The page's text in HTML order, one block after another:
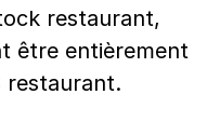
restaurant,
être entièrement
restaurant.